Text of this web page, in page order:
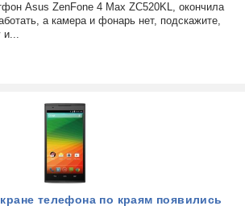
Asus ZenFone 4 Max ZC520KL, окончила
а камера и фонарь нет, подскажите,
и...
телефона по краям появились